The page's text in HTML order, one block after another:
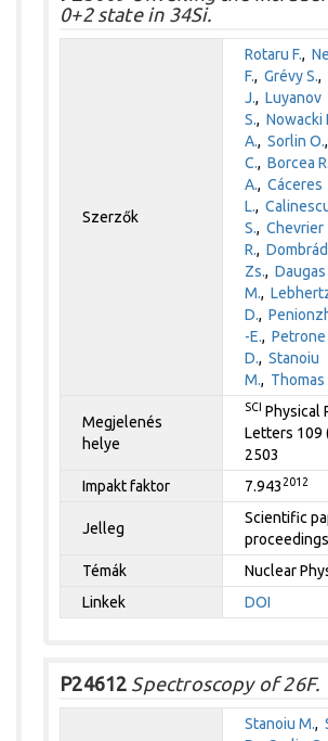
0+2 state in 34Si.
Szerzők
Rotaru F.,
F.,Grévy S.,
J.,Luyanov
S.,Nowacki
A.,Sorlin O.
C.,Borcea
A.,Cáceres
L.,
S.,Chevrier
R.,
Zs.,Daugas
M.,
D.,
-E.,Petrone
D.,Stanoiu
M., Thomas
Megjelenés
helye
SCI Physical
Letters 109
2503
Impakt faktor
7.943 2012
Jelleg
Scientific
proceedings
Témák
Nuclear
Linkek
DOI
P24612 Spectroscopy of 26F.
Stanoiu M.,